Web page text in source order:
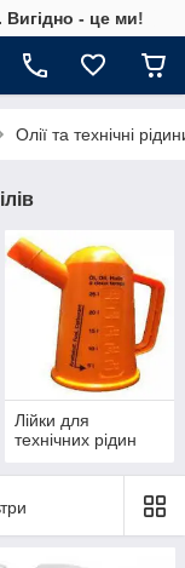
Вигiдно - це ми!
Олії та технічні
Лійки для
технічних рідин